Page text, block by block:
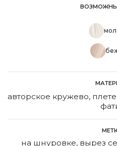
авторское кружево,
на шнуровке, вырез